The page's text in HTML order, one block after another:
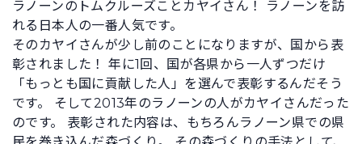
ラノーンのトムクルーズことカヤイさん！ ラノーンを訪
れる日本人の一番人気です。
そのカヤイさんが少し前のことになりますが、国から表
彰されました！ 年に1回、国が各県から一人ずつだけ
「もっとも国に貢献した人」を選んで表彰するんだそう
です。 そして2013年のラノーンの人がカヤイさんだった
のです。 表彰された内容は、もちろんラノーン県での県